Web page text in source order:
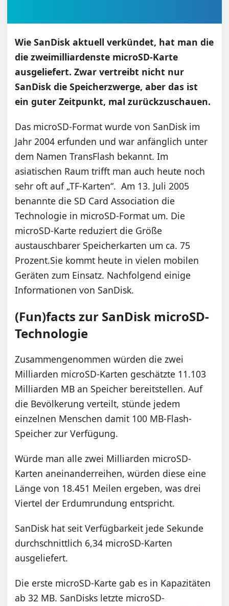
Wie SanDisk aktuell verkündet, hat man die
die zweimilliardenste microSD-Karte
ausgeliefert. Zwar vertreibt nicht nur
SanDisk die Speicherzwerge, aber das ist
ein guter Zeitpunkt, mal zurückzuschauen.
Das microSD-Format wurde von SanDisk im
Jahr 2004 erfunden und war anfänglich unter
dem Namen TransFlash bekannt. Im
asiatischen Raum trifft man auch heute noch
sehr oft auf „TF-Karten“. Am 13. Juli 2005
benannte die SD Card Association die
Technologie in microSD-Format um. Die
microSD-Karte reduziert die Größe
austauschbarer Speicherkarten um ca. 75
Prozent.Sie kommt heute in vielen mobilen
Geräten zum Einsatz. Nachfolgend einige
Informationen von SanDisk.
(Fun)facts zur SanDisk microSD-
Technologie
Zusammengenommen würden die zwei
Milliarden microSD-Karten geschätzte 11.103
Milliarden MB an Speicher bereitstellen. Auf
die Bevölkerung verteilt, stünde jedem
einzelnen Menschen damit 100 MB-Flash-
Speicher zur Verfügung.
Würde man alle zwei Milliarden microSD-
Karten aneinanderreihen, würden diese eine
Länge von 18.451 Meilen ergeben, was drei
Viertel der Erdumrundung entspricht.
SanDisk hat seit Verfügbarkeit jede Sekunde
durchschnittlich 6,34 microSD-Karten
ausgeliefert.
Die erste microSD-Karte gab es in Kapazitäten
ab 32 MB. SanDisks letzte microSD-